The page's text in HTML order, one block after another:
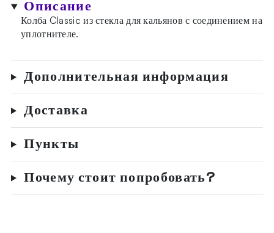
Описание
Колба Classic из стекла для кальянов с соединением на
уплотнителе.
Дополнительная информация
Доставка
Пункты
Почему стоит попробовать?